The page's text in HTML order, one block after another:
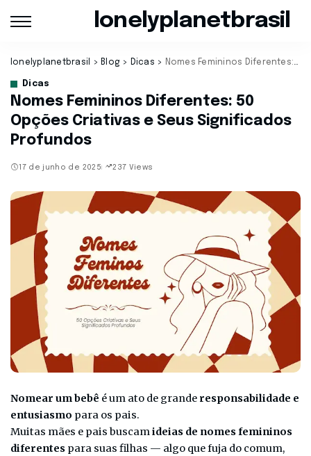
lonelyplanetbrasil
lonelyplanetbrasil > Blog > Dicas > Nomes Femininos Diferentes: 50 Opções Criativas e Seus Significados Profundos
Dicas
Nomes Femininos Diferentes: 50
Opções Criativas e Seus Significados
Profundos
17 de junho de 2025 237 Views
Nomear um bebê é um ato de grande responsabilidade e
entusiasmo para os pais.
Muitas mães e pais buscamideias de nomes femininos
diferentes para suas filhas — algo que fuja do comum,